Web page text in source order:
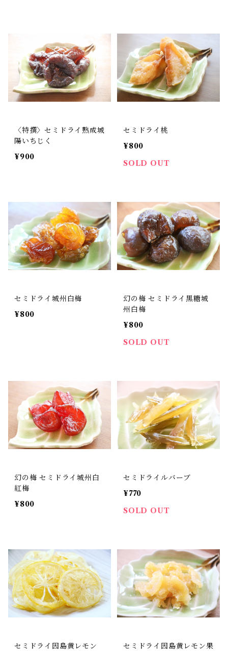
〈特撰〉セミドライ熟成城
陽いちじく
¥900
セミドライ桃
¥800
SOLD OUT
セミドライ城州白梅
¥800
幻の梅 セミドライ黒糖城
州白梅
¥800
SOLD OUT
幻の梅 セミドライ城州白
紅梅
¥800
セミドライルバーブ
¥770
SOLD OUT
セミドライ因島黄レモン
セミドライ因島黄レモン果